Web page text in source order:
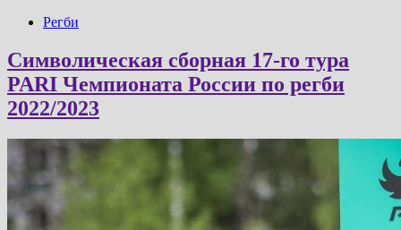
Регби
Символическая сборная 17-го тура
PARI Чемпионата России по регби
2022/2023